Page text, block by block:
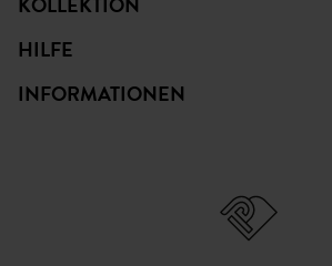
HILFE
INFORMATIONEN